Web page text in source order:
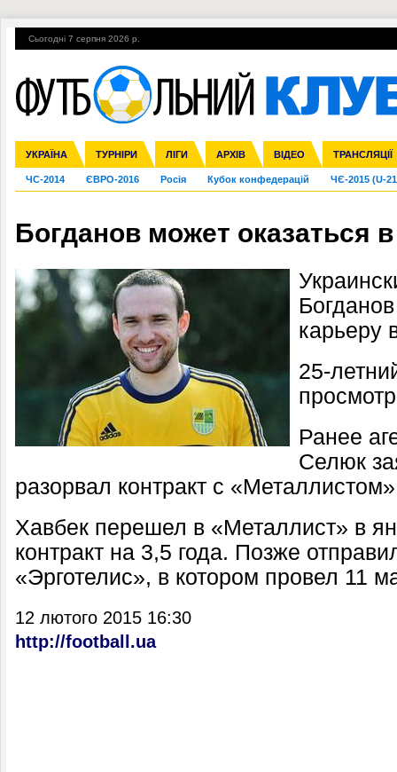
Сьогодні 7 серпня 2026 р.
УКРАЇНА ТУРНІРИ ЛІГИ АРХІВ ВІДЕО ТРАНСЛЯЦІЇ
Збірна Прем'єр-ліга Перша ліга Друга ліга Кубок України
Ліга чемпіонів Ліга Європи Міжнародні Ліга націй Ліга
Англія Іспанія Італія Німеччина Франція Інші
ЧС-2014 ЄВРО-2016 Росія Кубок конфедерацій ЧЄ-2015 (U-
Гарячі теми УПЛ, 1-й тур ВІЙНА УПЛ-ПЕРЕХОДИ
Богданов может оказаться
карьеру
25-
Ранее
Селюк
разорвал контракт с
Хавбек перешел в «Металлист» в
контракт на 3,5 года. Позже
«Эрготелис», в котором провел 11
12 лютого 2015 16:30
http://football.ua